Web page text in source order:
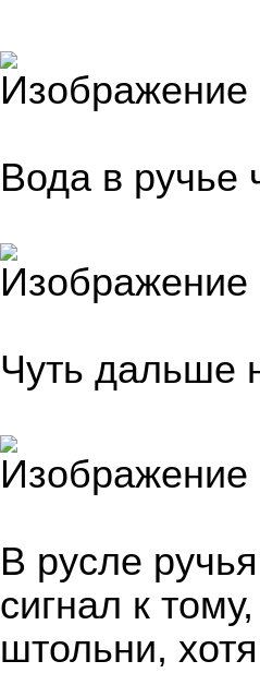
Вода в ручье
Чуть дальше
В русле
сигнал к
штольни,